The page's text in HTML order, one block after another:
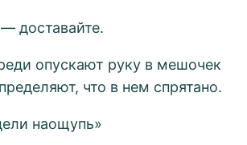
доставайте.
опускают руку в мешочек
что в нем спрятано.
наощупь»